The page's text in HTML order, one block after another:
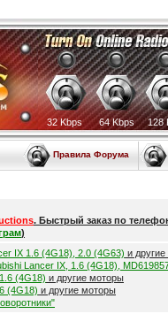
32 Kbps 64 Kbps 128
Правила Форума
. Быстрый заказ по
)
IX 1.6 (4G18), 2.0 (4G63) и
Lancer IX, 1.6 (4G18),
1.6 (4G18) и другие моторы
(4G18) и другие моторы